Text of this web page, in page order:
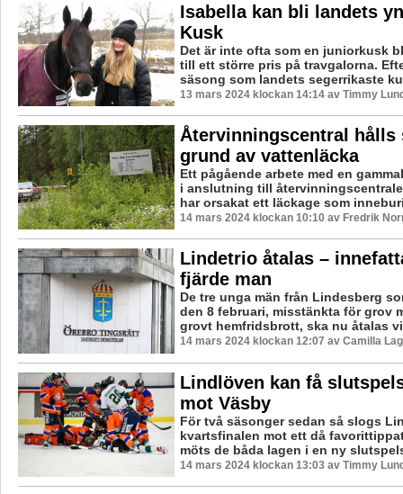
Isabella kan bli landets
Kusk
Det är inte ofta som en juniorkusk
till ett större pris på travgalorna.
säsong som landets segerrikaste
13 mars 2024 klockan 14:14 av Timmy
Återvinningscentral hålls
grund av vattenläcka
Ett pågående arbete med en
i anslutning till
har orsakat ett läckage som
14 mars 2024 klockan 10:10 av Fredrik
Lindetrio åtalas –
fjärde man
De tre unga män från Lindesberg
den 8 februari, misstänkta för grov
grovt hemfridsbrott, ska nu åtalas
14 mars 2024 klockan 12:07 av Camilla
Lindlöven kan få
mot Väsby
För två säsonger sedan så slogs
kvartsfinalen mot ett då
möts de båda lagen i en ny
14 mars 2024 klockan 13:03 av Timmy